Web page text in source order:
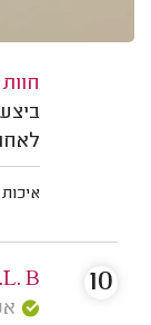
איכות
L. B. ראשון לציון.
10